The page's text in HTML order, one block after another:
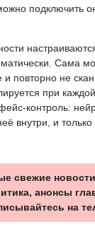
подключить
Сама
и повторно не
при
контроль:
внутри, и
свежие
анонсы
на